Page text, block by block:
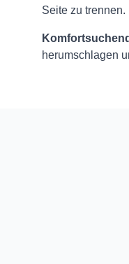
Seite zu trennen.
herumschlagen